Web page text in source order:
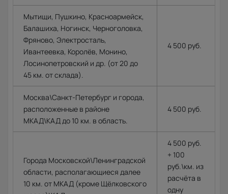
Мытищи, Пушкино, Красноармейск,
Балашиха, Ногинск, Черноголовка,
Фряново, Электросталь,
Ивантеевка, Королёв, Монино,
Лосинопетровский и др. (от 20 до
45 км. от склада).
4 500 руб.
Москва\Санкт-Петербург и города,
расположенные в районе
МКАД\КАД до 10 км. в область.
4 500 руб.
Города Московской\Ленинградской
области, располагающиеся далее
10 км. от МКАД (кроме Щёлковского
4 500 руб.
+ 100
руб.\км. из
расчёта в
одну